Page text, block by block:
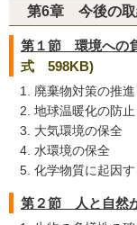
第6章 今後の取
第１節 環境への
式 598KB)
廃棄物対策の推進
地球温暖化の防止
大気環境の保全
水環境の保全
化学物質に起因
第２節 人と自然